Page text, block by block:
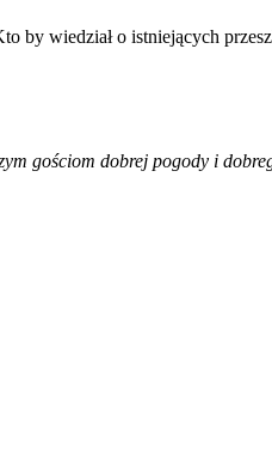
by wiedział o istniejących
gościom dobrej pogody i